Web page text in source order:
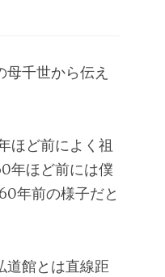
千世から伝え
ほど前によく祖
年ほど前には僕
年前の様子だと
道館とは直線距